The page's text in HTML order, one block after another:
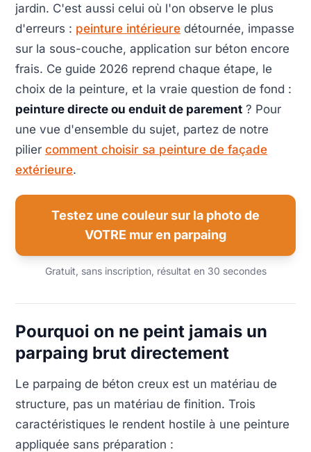
jardin. C'est aussi celui où l'on observe le plus
d'erreurs : peinture intérieure détournée, impasse
sur la sous-couche, application sur béton encore
frais. Ce guide 2026 reprend chaque étape, le
choix de la peinture, et la vraie question de fond :
peinture directe ou enduit de parement ? Pour
une vue d'ensemble du sujet, partez de notre
pilier comment choisir sa peinture de façade
extérieure.
Testez une couleur sur la photo de
VOTRE mur en parpaing
Gratuit, sans inscription, résultat en 30 secondes
Pourquoi on ne peint jamais un
parpaing brut directement
Le parpaing de béton creux est un matériau de
structure, pas un matériau de finition. Trois
caractéristiques le rendent hostile à une peinture
appliquée sans préparation :